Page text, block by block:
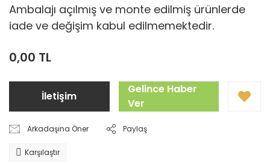
Ambalajı açılmış ve monte edilmiş ürünlerde
iade ve değişim kabul edilmemektedir.
0,00 TL
İletişim
Gelince Haber
Ver
Arkadaşına Öner Paylaş
Karşılaştır